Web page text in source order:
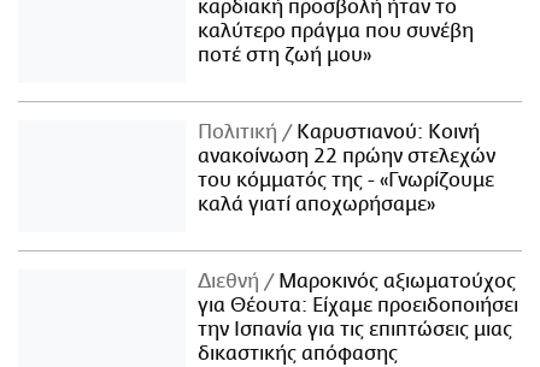
καρδιακή προσβολή ήταν το
καλύτερο πράγμα που συνέβη
ποτέ στη ζωή μου»
Πολιτική
Καρυστιανού: Κοινή
ανακοίνωση 22 πρώην στελεχών
του κόμματός της - «Γνωρίζουμε
καλά γιατί αποχωρήσαμε»
Διεθνή
Μαροκινός αξιωματούχος
για Θέουτα: Είχαμε προειδοποιήσει
την Ισπανία για τις επιπτώσεις μιας
δικαστικής απόφασης